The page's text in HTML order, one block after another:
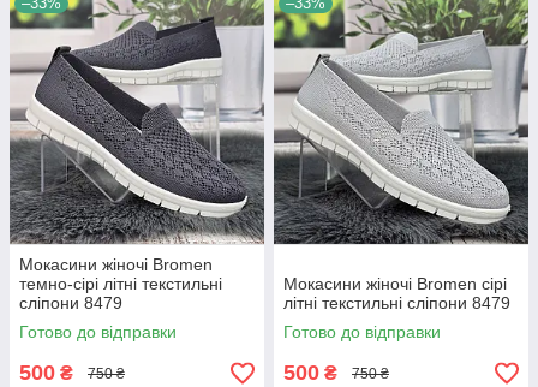
Мокасини жіночі Bromen
темно-сірі літні текстильні
сліпони 8479
Готово до відправки
500 ₴ 750 ₴
Мокасини жіночі Bromen сірі
літні текстильні сліпони 8479
Готово до відправки
500 ₴ 750 ₴